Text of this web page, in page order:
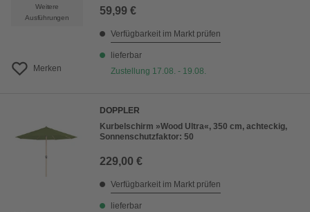
Weitere
Ausführungen
Merken
59,99 €
Verfügbarkeit im Markt prüfen
lieferbar
Zustellung 17.08. - 19.08.
DOPPLER
Kurbelschirm »Wood Ultra«, 350 cm, achteckig,
Sonnenschutzfaktor: 50
229,00 €
Verfügbarkeit im Markt prüfen
lieferbar